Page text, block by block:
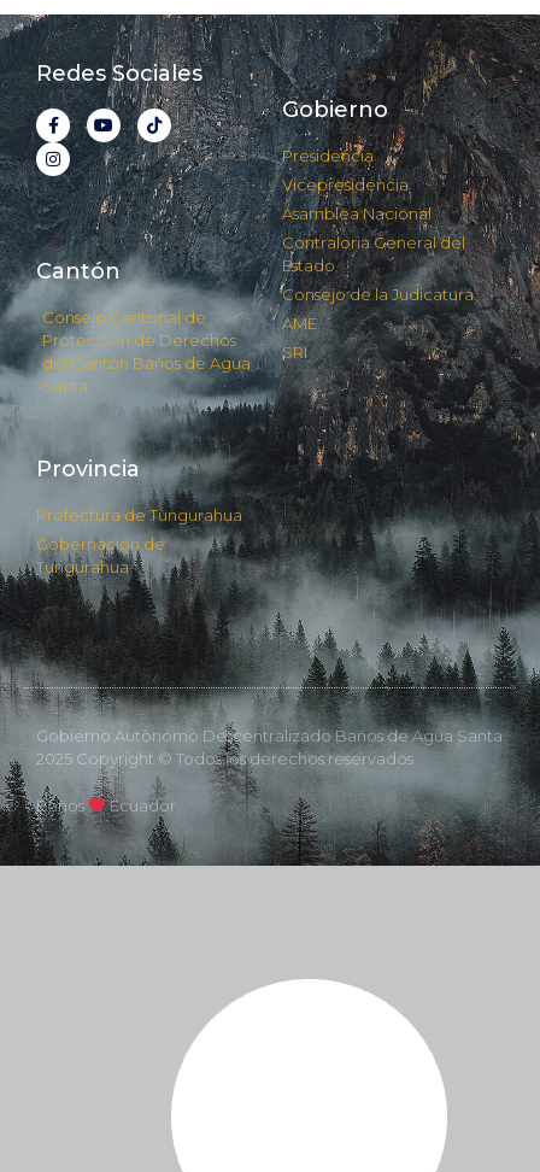
Redes Sociales
Cantón
Consejo Cantonal de
Proteccion de Derechos
del Cantón Baños de Agua
Santa
Gobierno
Presidencia
Vicepresidencia
Asamblea Nacional
Contraloria General del
Estado
Consejo de la Judicatura
AME
SRI
Provincia
Prefectura de Tungurahua
Gobernación de
Tungurahua
Gobierno Autònomo Descentralizado Baños de Agua Santa
2025 Copyright © Todos los derechos reservados
Baños Ecuador